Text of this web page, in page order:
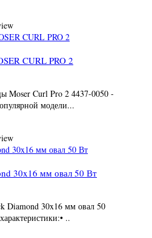
CURL PRO 2
Curl Pro 2 4437-0050 -
модели...
30x16 мм овал 50 Вт
Diamond 30x16 мм овал 50
..